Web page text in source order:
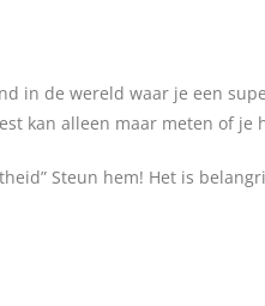
in de wereld waar je een
kan alleen maar meten of
Steun hem! Het is